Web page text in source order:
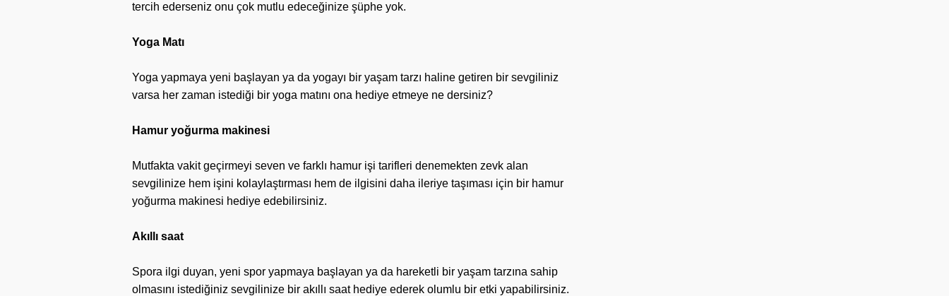
tercih ederseniz onu çok mutlu edeceğinize şüphe yok.
Yoga Matı
Yoga yapmaya yeni başlayan ya da yogayı bir yaşam tarzı haline getiren bir sevgiliniz
varsa her zaman istediği bir yoga matını ona hediye etmeye ne dersiniz?
Hamur yoğurma makinesi
Mutfakta vakit geçirmeyi seven ve farklı hamur işi tarifleri denemekten zevk alan
sevgilinize hem işini kolaylaştırması hem de ilgisini daha ileriye taşıması için bir hamur
yoğurma makinesi hediye edebilirsiniz.
Akıllı saat
Spora ilgi duyan, yeni spor yapmaya başlayan ya da hareketli bir yaşam tarzına sahip
olmasını istediğiniz sevgilinize bir akıllı saat hediye ederek olumlu bir etki yapabilirsiniz.